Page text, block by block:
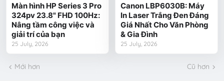
Màn hình HP Series 3 Pro
324pv 23.8" FHD 100Hz:
Nâng tầm công việc và
giải trí của bạn
25 July, 2026
Canon LBP6030B: Máy
In Laser Trắng Đen Đáng
Giá Nhất Cho Văn Phòng
& Gia Đình
25 July, 2026
Mới hơn Cũ hơn